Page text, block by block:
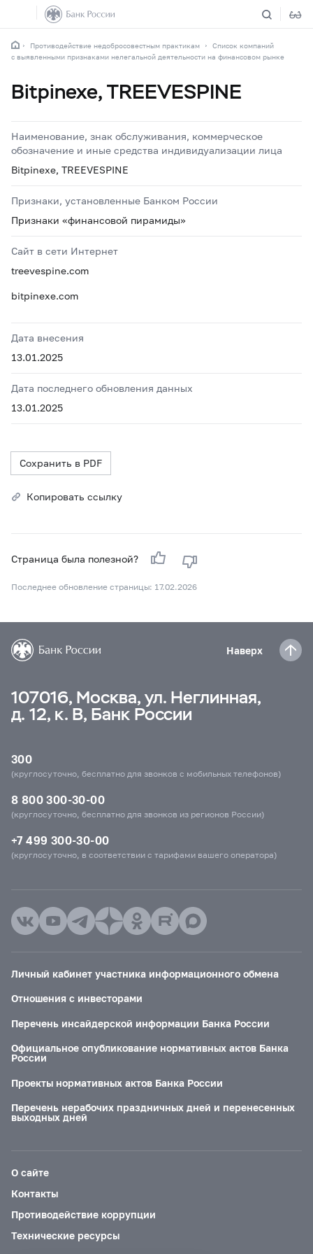
Противодействие недобросовестным практикам
Список компаний
с выявленными признаками нелегальной деятельности на финансовом рынке
Bitpinexe, TREEVESPINE
Наименование, знак обслуживания, коммерческое
обозначение и иные средства индивидуализации лица
Bitpinexe, TREEVESPINE
Признаки, установленные Банком России
Признаки «финансовой пирамиды»
Сайт в сети Интернет
treevespine.com
bitpinexe.com
Дата внесения
13.01.2025
Дата последнего обновления данных
13.01.2025
Сохранить в PDF
Копировать ссылку
Страница была полезной?
Последнее обновление страницы: 17.02.2026
Наверх
107016, Москва, ул. Неглинная,
д. 12, к. В, Банк России
300
(круглосуточно, бесплатно для звонков с мобильных телефонов)
8 800 300-30-00
(круглосуточно, бесплатно для звонков из регионов России)
+7 499 300-30-00
(круглосуточно, в соответствии с тарифами вашего оператора)
Личный кабинет участника информационного обмена
Отношения с инвесторами
Перечень инсайдерской информации Банка России
Официальное опубликование нормативных актов Банка
России
Проекты нормативных актов Банка России
Перечень нерабочих праздничных дней и перенесенных
выходных дней
О сайте
Контакты
Противодействие коррупции
Технические ресурсы